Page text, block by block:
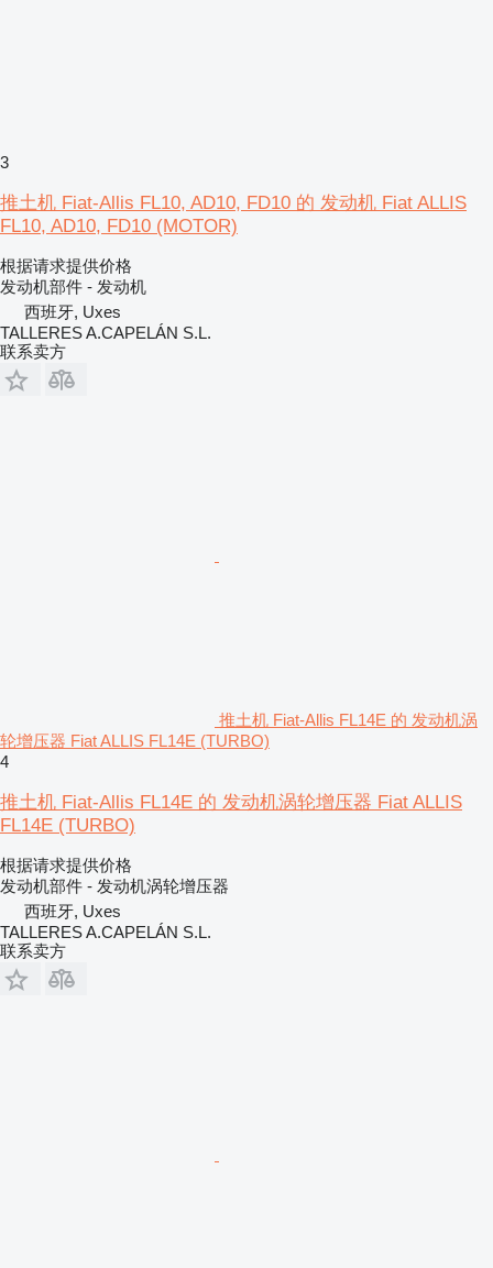
3
推土机 Fiat-Allis FL10, AD10, FD10 的 发动机 Fiat ALLIS
FL10, AD10, FD10 (MOTOR)
根据请求提供价格
发动机部件 - 发动机
西班牙, Uxes
TALLERES A.CAPELÁN S.L.
联系卖方
推土机 Fiat-Allis FL14E 的 发动机涡
轮增压器 Fiat ALLIS FL14E (TURBO)
4
推土机 Fiat-Allis FL14E 的 发动机涡轮增压器 Fiat ALLIS
FL14E (TURBO)
根据请求提供价格
发动机部件 - 发动机涡轮增压器
西班牙, Uxes
TALLERES A.CAPELÁN S.L.
联系卖方